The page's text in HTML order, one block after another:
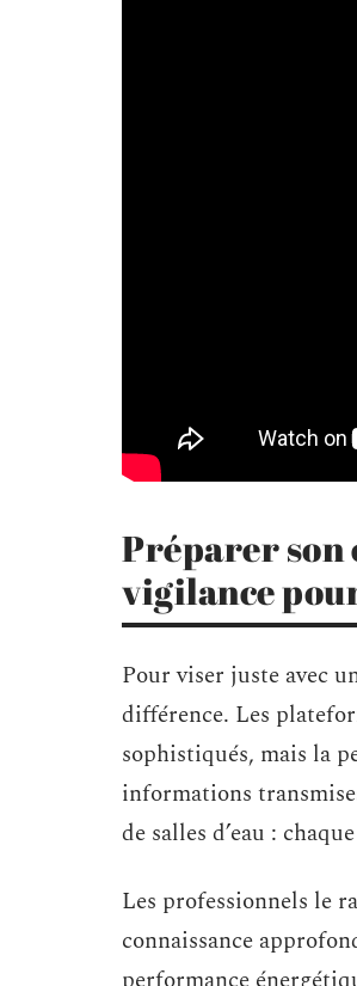
Préparer son
vigilance
Pour viser juste avec
différence. Les
sophistiqués, mais la
informations
de salles d’eau :
Les professionnels le
connaissance